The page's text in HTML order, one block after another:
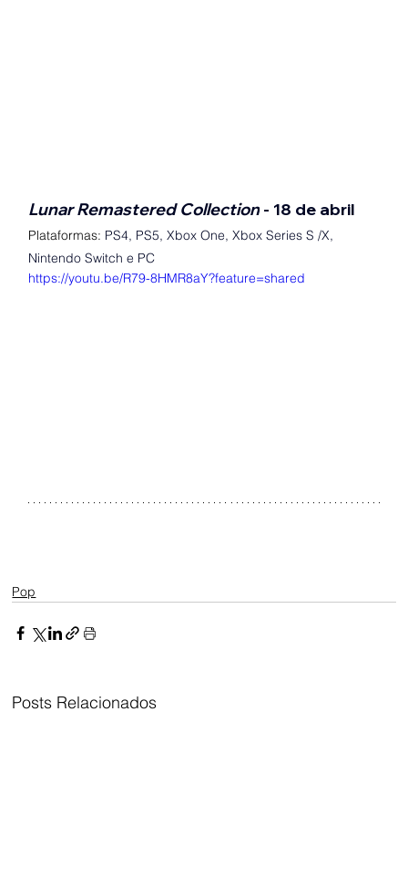
Lunar Remastered Collection - 18 de abril
Plataformas: PS4, PS5, Xbox One, Xbox Series S /X,
Nintendo Switch e PC
https://youtu.be/R79-8HMR8aY?feature=shared
Pop
Posts Relacionados